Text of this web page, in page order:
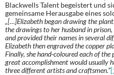
Blackwells Talent begeistert und
gemeinsame Herausgabe eines
„[…]Elizabeth began drawing the
the drawings to her husband in
and provided their names in several
Elizabeth then engraved the copper
Finally, she hand-coloured each of the
great accomplishment would usually
three different artists and craftsmen.”